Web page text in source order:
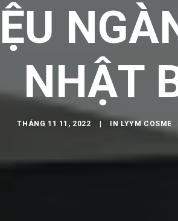
NHẬT
THÁNG 11 11, 2022 IN LYYM COSME